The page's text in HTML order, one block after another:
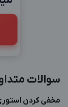
سوالات
مخفی کردن